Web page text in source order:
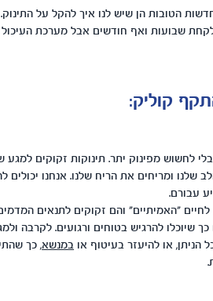
הטובות הן שיש לנו איך להקל על
שבועות ואף חודשים אבל מערכת
קוליק:
לחשוש מפינוק יתר. תינוקות זקוקים למגע
שלנו ומריחים את הריח שלנו. אנחנו יכולים
עבורם.
לחיים "האמיתיים" והם זקוקים לתנאים
שיוכלו להרגיש בטוחים ורגועים. לקרבה
או להיעזר בעיטוף או במנשא, כך